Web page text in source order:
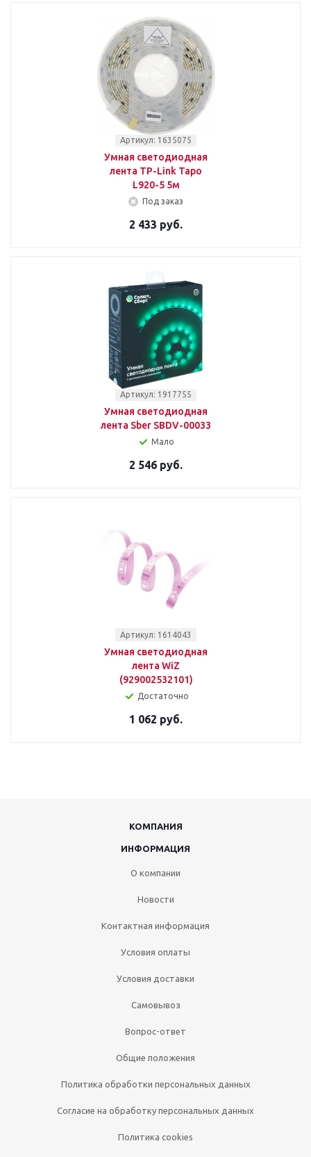
Артикул: 1635075
Умная светодиодная
лента TP-Link Tapo
L920-5 5м
Под заказ
2 433 руб.
Артикул: 1917755
Умная светодиодная
лента Sber SBDV-00033
Мало
2 546 руб.
Артикул: 1614043
Умная светодиодная
лента WiZ
(929002532101)
Достаточно
1 062 руб.
КОМПАНИЯ
ИНФОРМАЦИЯ
О компании
Новости
Контактная информация
Условия оплаты
Условия доставки
Самовывоз
Вопрос-ответ
Общие положения
Политика обработки персональных данных
Согласие на обработку персональных данных
Политика cookies